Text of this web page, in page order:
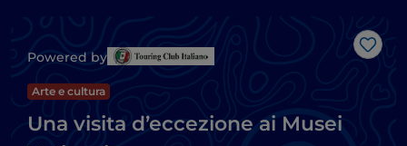
Like
Powered by
Arte e cultura
Una visita d’eccezione ai Musei